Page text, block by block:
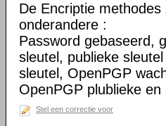
De Encriptie methodes
onderandere :
Password gebaseerd,
sleutel, publieke
sleutel, OpenPGP
OpenPGP plublieke en
Stel een correctie voor